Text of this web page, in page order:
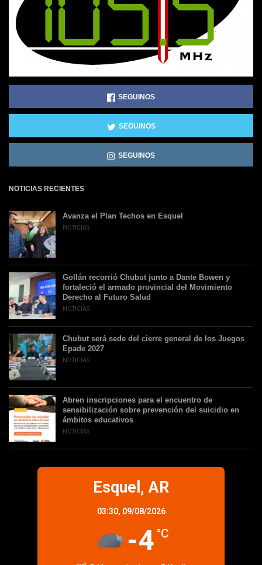
SEGUINOS
SEGUINOS
SEGUINOS
NOTICIAS RECIENTES
Avanza el Plan Techos en Esquel
NOTICIAS
Gollán recorrió Chubut junto a Dante Bowen y
fortaleció el armado provincial del Movimiento
Derecho al Futuro Salud
NOTICIAS
Chubut será sede del cierre general de los Juegos
Epade 2027
NOTICIAS
Abren inscripciones para el encuentro de
sensibilización sobre prevención del suicidio en
ámbitos educativos
NOTICIAS
Esquel, AR
03:30, 09/08/2026
-4 °C